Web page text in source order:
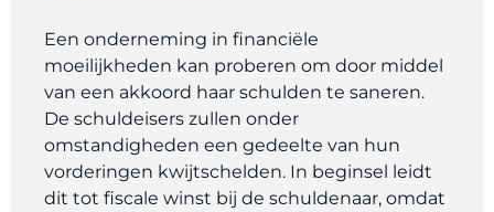
Een onderneming in financiële
moeilijkheden kan proberen om door middel
van een akkoord haar schulden te saneren.
De schuldeisers zullen onder
omstandigheden een gedeelte van hun
vorderingen kwijtschelden. In beginsel leidt
dit tot fiscale winst bij de schuldenaar, omdat